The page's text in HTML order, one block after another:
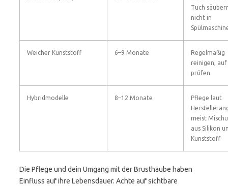
Tuch
nicht in
Weicher Kunststoff 6–9 Monate
Regelmäßig
reinigen, auf
prüfen
Hybridmodelle 8–12 Monate
Pflege laut
meist
aus Silikon
Kunststoff
Die Pflege und dein Umgang mit der Brusthaube haben
Einfluss auf ihre Lebensdauer. Achte auf sichtbare